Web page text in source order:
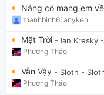
Nắng có mang em
thanhbinh61anyken
Mặt Trời - Ian Kresky
Phương Thảo
Vẫn Vậy - Sloth -
Phương Thảo